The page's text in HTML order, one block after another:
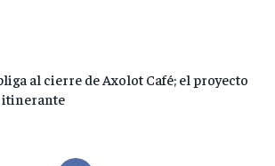
al cierre de Axolot Café; el proyecto
itinerante